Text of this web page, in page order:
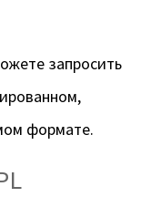
запросить
формате.